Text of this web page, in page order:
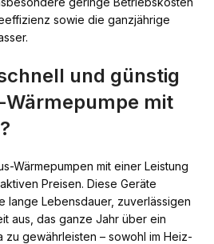
sowie die ganzjährige
und günstig
Wärmepumpe mit
Wärmepumpen mit einer Leistung
Preisen. Diese Geräte
lange Lebensdauer, zuverlässigen
aus, das ganze Jahr über ein
zu gewährleisten – sowohl im Heiz-